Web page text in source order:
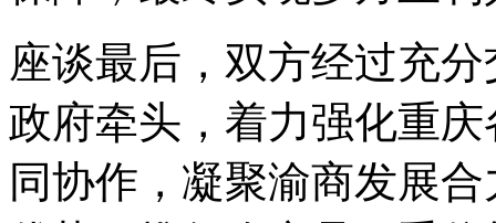
座谈最后，双方经过充
政府牵头，着力强化重
同协作，凝聚渝商发展